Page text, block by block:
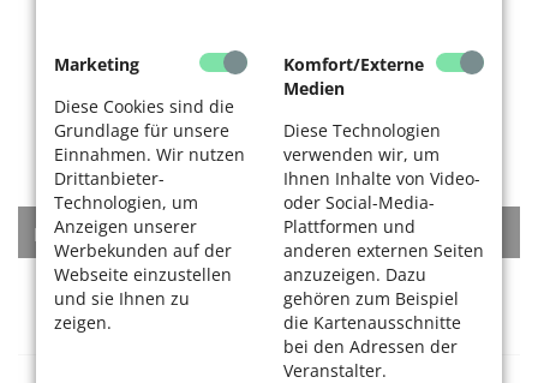
Marketing
Diese Cookies sind die
Grundlage für unsere
Einnahmen. Wir nutzen
Drittanbieter-
Technologien, um
Anzeigen unserer
Werbekunden auf der
Webseite einzustellen
und sie Ihnen zu
zeigen.
Komfort/Externe
Medien
Diese Technologien
verwenden wir, um
Ihnen Inhalte von Video-
oder Social-Media-
Plattformen und
anderen externen Seiten
anzuzeigen. Dazu
gehören zum Beispiel
die Kartenausschnitte
bei den Adressen der
Veranstalter.
KATEGORIEN
Rat + Tat